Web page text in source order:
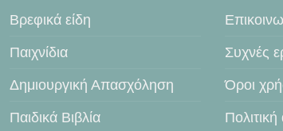
Βρεφικά είδη
Παιχνίδια
Δημιουργική Απασχόληση
Παιδικά Βιβλία
Συχνές
Όροι